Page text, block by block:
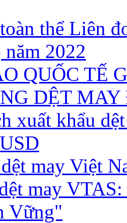
thể Liên
2022
QUỐC TẾ
DỆT
xuất khẩu
may Việt
may
Vững"